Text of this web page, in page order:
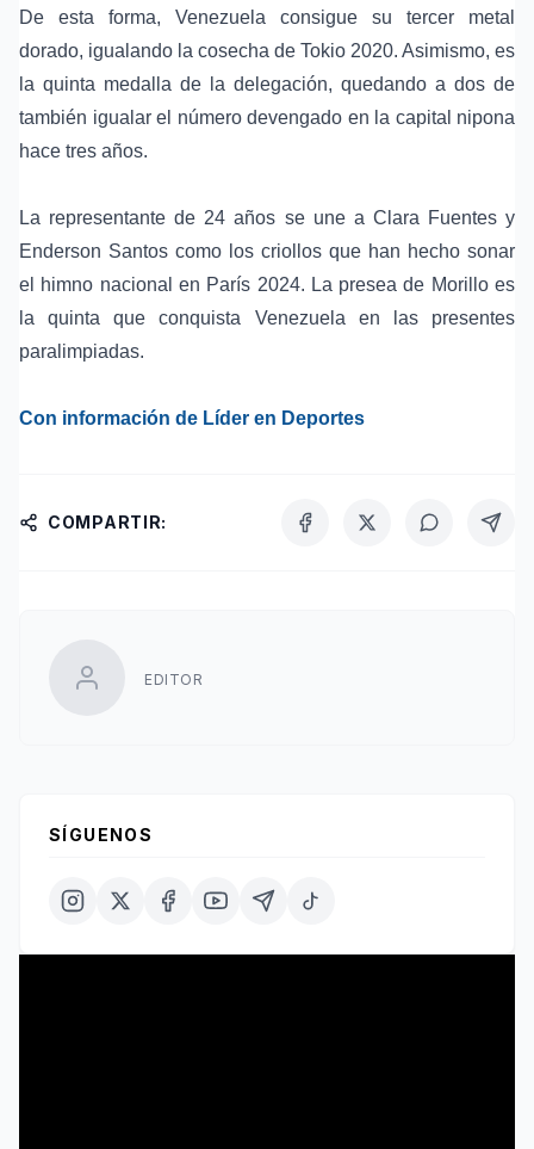
De esta forma, Venezuela consigue su tercer metal
dorado, igualando la cosecha de Tokio 2020. Asimismo, es
la quinta medalla de la delegación, quedando a dos de
también igualar el número devengado en la capital nipona
hace tres años.
La representante de 24 años se une a Clara Fuentes y
Enderson Santos como los criollos que han hecho sonar
el himno nacional en París 2024. La presea de Morillo es
la quinta que conquista Venezuela en las presentes
paralimpiadas.
Con información de Líder en Deportes
COMPARTIR:
EDITOR
SÍGUENOS